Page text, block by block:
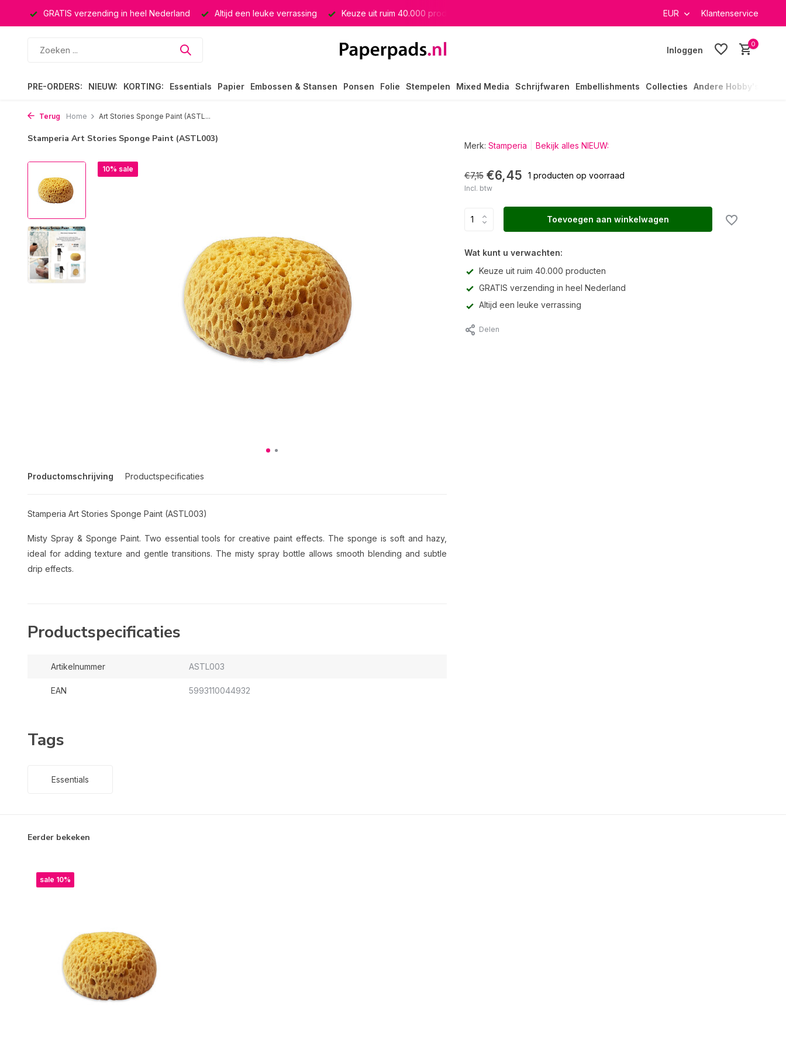
GRATIS verzending in heel Nederland Altijd een leuke verrassing Keuze uit ruim 40.000 producten EUR Klantenservice
Inloggen
0
PRE-ORDERS: NIEUW: KORTING: Essentials Papier Embossen & Stansen Ponsen Folie Stempelen Mixed Media Schrijfwaren Embellishments Collecties Andere Hobby's
Terug Home Art Stories Sponge Paint (ASTL...
Stamperia Art Stories Sponge Paint (ASTL003)
10% sale
Productomschrijving Productspecificaties
Stamperia Art Stories Sponge Paint (ASTL003)
Misty Spray & Sponge Paint. Two essential tools for creative paint effects. The sponge is soft and hazy,
ideal for adding texture and gentle transitions. The misty spray bottle allows smooth blending and subtle
drip effects.
Productspecificaties
Artikelnummer ASTL003
EAN 5993110044932
Merk: Stamperia Bekijk alles NIEUW:
€7,15 €6,45 1 producten op voorraad
Incl. btw
Toevoegen aan winkelwagen
Wat kunt u verwachten:
Keuze uit ruim 40.000 producten
GRATIS verzending in heel Nederland
Altijd een leuke verrassing
Delen
Tags
Essentials
Eerder bekeken
sale 10%